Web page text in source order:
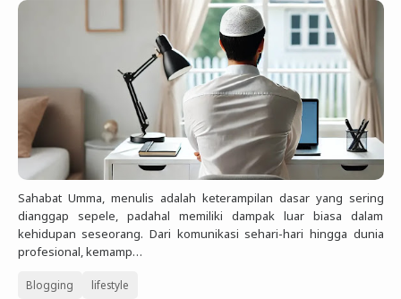
Sahabat Umma, menulis adalah keterampilan dasar yang sering
dianggap sepele, padahal memiliki dampak luar biasa dalam
kehidupan seseorang. Dari komunikasi sehari-hari hingga dunia
profesional, kemamp…
Blogging lifestyle